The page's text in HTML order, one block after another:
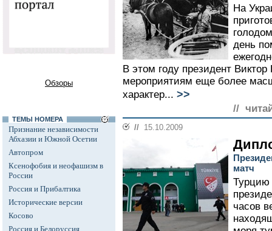
Обзоры
ТЕМЫ НОМЕРА
Признание независимости
Абхазии и Южной Осетии
Автопром
Ксенофобия и неофашизм в
России
Россия и Прибалтика
Исторические версии
Косово
Россия и Белоруссия
На
день
В этом году президент
мероприятиям еще более
характер... >>
//
// 15.10.2009
матч
Турцию
часов